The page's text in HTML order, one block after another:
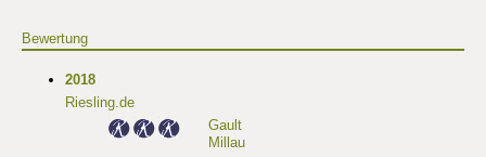
Bewertung
2018
Riesling.de
Gault
Millau